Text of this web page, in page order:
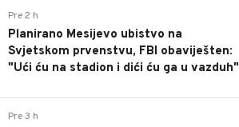
Pre 2 h
Planirano Mesijevo ubistvo na
Svjetskom prvenstvu, FBI obaviješten:
"Ući ću na stadion i dići ću ga u vazduh"
Pre 3 h